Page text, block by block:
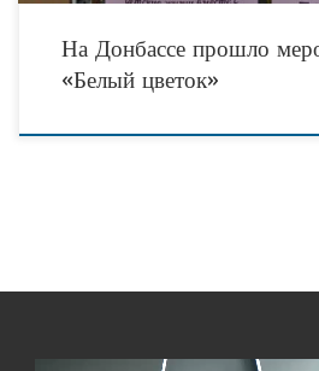
На Донбассе прошло
«Белый цветок»